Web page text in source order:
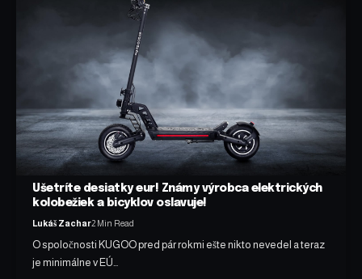
Ušetríte desiatky eur! Známy výrobca elektrických
kolobežiek a bicyklov oslavuje!
Lukáš Zachar2 Min Read
O spoločnosti KUGOO pred pár rokmi ešte nikto nevedel a teraz
je minimálne v EÚ…